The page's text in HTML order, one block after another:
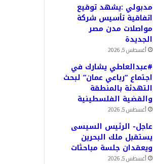
مدبولي :يشهد توقيع
اتفاقية تأسيس شركة
مواصلات مدن مصر
الجديدة
أغسطس 5, 2026
#عبدالعاطي يشارك في
اجتماع “رباعي عمان” لبحث
التهدئة بالمنطقة
والقضية الفلسطينية
أغسطس 5, 2026
عاجل- الرئيس السيسى
يستقبل ملك البحرين
ويعقدان جلسة مباحثات
أغسطس 5, 2026